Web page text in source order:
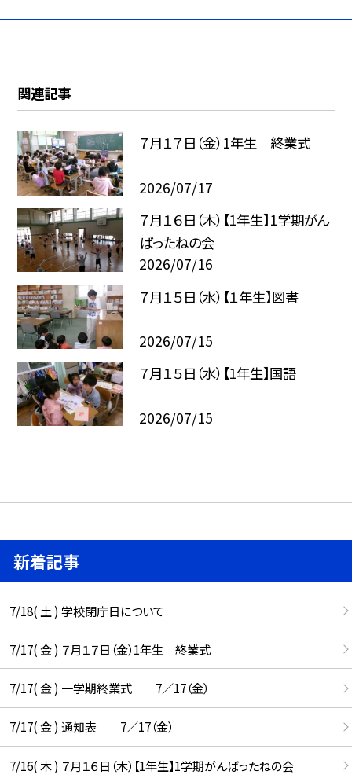
関連記事
７月１７日（金）1年生 終業式
2026/07/17
７月１６日（木）【1年生】1学期がん
ばったねの会
2026/07/16
７月１５日（水）【１年生】図書
2026/07/15
７月１５日（水）【1年生】国語
2026/07/15
新着記事
7/18( 土 ) 学校閉庁日について
7/17( 金 ) ７月１７日（金）1年生 終業式
7/17( 金 ) 一学期終業式 7／17（金）
7/17( 金 ) 通知表 7／17（金）
7/16( 木 ) ７月１６日（木）【1年生】1学期がんばったねの会